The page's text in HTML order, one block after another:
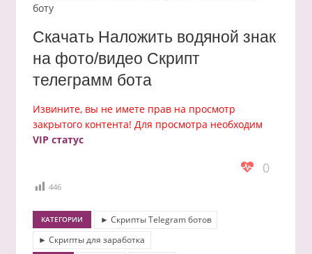
боту
Скачать Наложить водяной знак
на фото/видео Скрипт
телеграмм бота
Извините, вы не имете прав на просмотр
закрытого контента! Для просмотра необходим
VIP статус
0
446
КАТЕГОРИИ
► Скрипты Telegram ботов
► Скрипты для заработка